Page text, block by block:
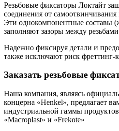
Резьбовые фиксаторы Локтайт
соединения от
Эти однокомпонентные составы
заполняют зазоры между
Надежно фиксируя детали и
также исключают риск фреттинг-
Заказать резьбовые
Наша компания, являясь
концерна «Henkel», предлагает
индустриальной гаммы
«Macroplast» и «Frekote»